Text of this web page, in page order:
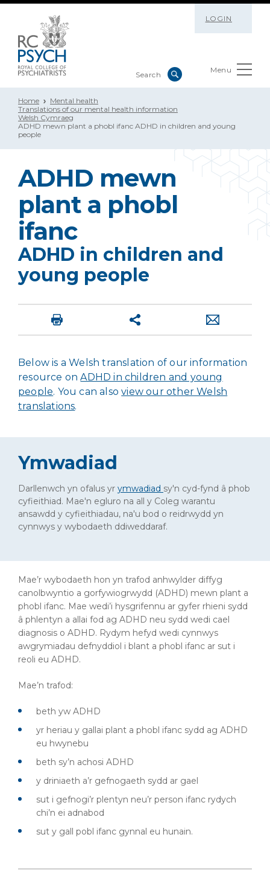
LOGIN
Menu
Home
Mental health
Translations of our mental health information
Welsh Cymraeg
ADHD mewn plant a phobl ifanc ADHD in children and young
people
ADHD mewn
plant a phobl
ifanc
ADHD in children and
young people
Below is a Welsh translation of our information
resource onADHD in children and young
people. You can alsoview our other Welsh
translations.
Ymwadiad
Darllenwch yn ofalus yr ymwadiad sy'n cyd-fynd â phob
cyfieithiad. Mae'n egluro na all y Coleg warantu
ansawdd y cyfieithiadau, na'u bod o reidrwydd yn
cynnwys y wybodaeth ddiweddaraf.
Mae’r wybodaeth hon yn trafod anhwylder diffyg
canolbwyntio a gorfywiogrwydd (ADHD) mewn plant a
phobl ifanc. Mae wedi’i hysgrifennu ar gyfer rhieni sydd
â phlentyn a allai fod ag ADHD neu sydd wedi cael
diagnosis o ADHD. Rydym hefyd wedi cynnwys
awgrymiadau defnyddiol i blant a phobl ifanc ar sut i
reoli eu ADHD.
Mae’n trafod:
beth yw ADHD
yr heriau y gallai plant a phobl ifanc sydd ag ADHD
eu hwynebu
beth sy’n achosi ADHD
y driniaeth a’r gefnogaeth sydd ar gael
sut i gefnogi’r plentyn neu’r person ifanc rydych
chi’n ei adnabod
sut y gall pobl ifanc gynnal eu hunain.